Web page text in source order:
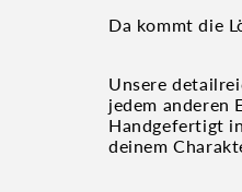
Da kommt die
Unsere
jedem anderen
Handgefertigt
deinem